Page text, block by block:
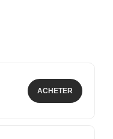
ACHETER